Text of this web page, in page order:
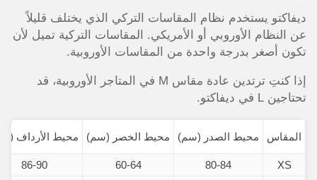
ديفاكتو يستخدم نظام المقاسات التركي الذي يختلف قليلاً
عن النظام الأوروبي أو الأمريكي. المقاسات التركية تميل لأن
تكون أصغر بدرجة واحدة من المقاسات الأوروبية.
إذا كنتِ ترتدين عادة مقاس M في المتاجر الأوروبية، قد
تحتاجين L في ديفاكتو.
المقاس محيط الصدر (سم) محيط الخصر (سم) محيط الأرداف
XS
80-84
60-64
86-90